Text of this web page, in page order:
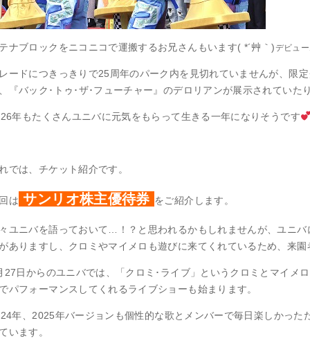
ナブロックをニコニコで運搬するお兄さんもいます( *´艸｀)デビュ
ードにつきっきりで25周年のパーク内を見切れていませんが、限
『バック･トゥ･ザ･フューチャー』のデロリアンが展示されていた
年もたくさんユニバに元気をもらって生きる一年になりそうです
では、チケット紹介です。
は サンリオ株主優待券 をご紹介します。
ユニバを語っておいて…！？と思われるかもしれませんが、ユニ
ありますし、クロミやマイメロも遊びに来てくれているため、来園
27日からのユニバでは、「クロミ･ライブ」というクロミとマイメ
パフォーマンスしてくれるライブショーも始まります。
年、2025年バージョンも個性的な歌とメンバーで毎日楽しかった
います。